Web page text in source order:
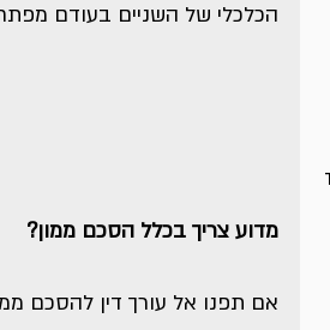
הכלכלי של השניים בעודם
מדוע צריך בכלל הסכם ממון?
אם תפנו אל עורך דין להסכם